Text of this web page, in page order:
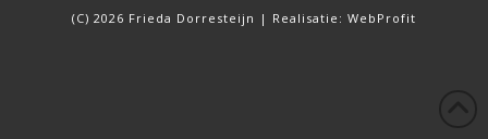
InstagramPinterest
(C) 2026 Frieda Dorresteijn | Realisatie: WebProfit